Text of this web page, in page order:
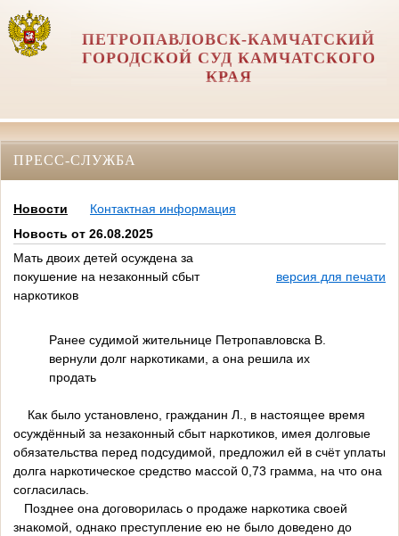
ПЕТРОПАВЛОВСК-КАМЧАТСКИЙ
ГОРОДСКОЙ СУД КАМЧАТСКОГО
КРАЯ
ПРЕСС-СЛУЖБА
Новости
Контактная информация
Новость от 26.08.2025
Мать двоих детей осуждена за
покушение на незаконный сбыт
наркотиков
версия для печати
Ранее судимой жительнице Петропавловска В.
вернули долг наркотиками, а она решила их
продать
Как было установлено, гражданин Л., в настоящее время
осуждённый за незаконный сбыт наркотиков, имея долговые
обязательства перед подсудимой, предложил ей в счёт уплаты
долга наркотическое средство массой 0,73 грамма, на что она
согласилась.
Позднее она договорилась о продаже наркотика своей
знакомой, однако преступление ею не было доведено до